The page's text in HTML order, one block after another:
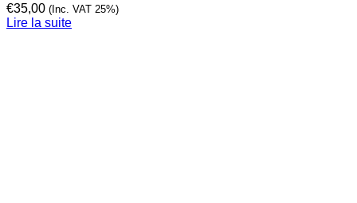
€35,00 (Inc. VAT 25%)
Lire la suite